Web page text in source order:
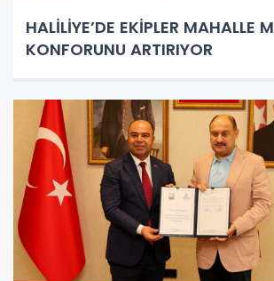
HALİLİYE’DE EKİPLER MAHALLE
KONFORUNU ARTIRIYOR